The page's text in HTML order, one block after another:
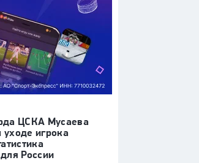
«Динамо» (Махачкала) —
«Крылья Советов»: Кубок
России, видеообзор матча
ЦСКА Мусаева
игрока
России